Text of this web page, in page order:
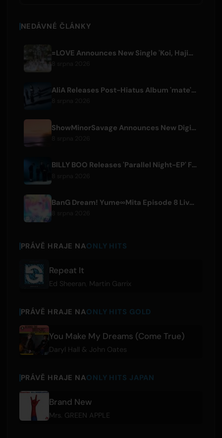
NEDÁVNÉ ČLÁNKY
=LOVE Announces New Single 'Koi, Hajimemashita.' and Tokyo Dome Concerts
AliA Releases Post-Hiatus Album 'mate', Announces Tokyo Live
ShowMinorSavage Announces New Digital Single 'Gradation'
BILLY BOO Releases 'Parallel Night-EP' Featuring TV Drama Theme Song
BanG Dream! Yume∞Mita Episode 8 Live Clip Released
PRÁVĚ HRAJE NAONLY HITS
Repeat It
Ed Sheeran Martin Garrix
PRÁVĚ HRAJE NAONLY HITS GOLD
You Make My Dreams (Come True)
Daryl Hall & John Oates
PRÁVĚ HRAJE NAONLY HITS JAPAN
Brand New
Mrs. GREEN APPLE